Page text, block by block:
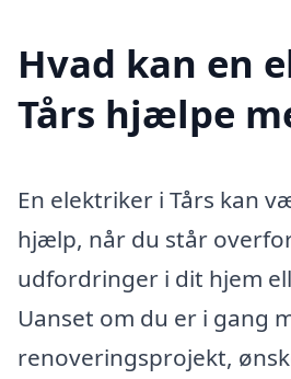
Hvad kan en
Tårs hjælpe
En elektriker i Tårs kan
hjælp, når du står
udfordringer i dit hjem
Uanset om du er i gang
renoveringsprojekt,